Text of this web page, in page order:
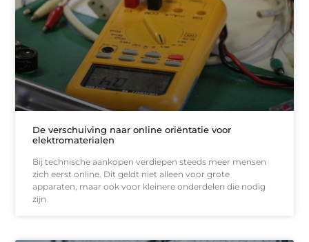
De verschuiving naar online oriëntatie voor
elektromaterialen
Bij technische aankopen verdiepen steeds meer mensen
zich eerst online. Dit geldt niet alleen voor grote
apparaten, maar ook voor kleinere onderdelen die nodig
zijn